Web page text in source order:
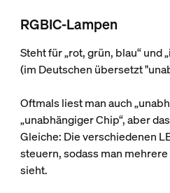
RGBIC-Lampen
Steht für „rot, grün, blau“ und
(im Deutschen übersetzt
Oftmals liest man auch
„unabhängiger Chip“, aber
Gleiche: Die verschiedenen
steuern, sodass man
sieht.